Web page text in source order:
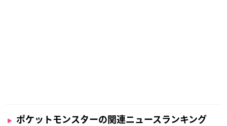
ポケットモンスターの関連ニュースランキング